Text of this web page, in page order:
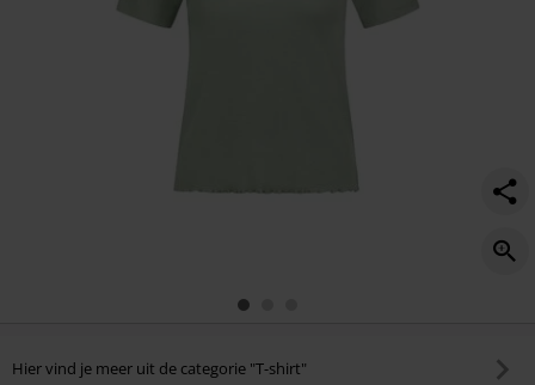
Hier vind je meer uit de categorie "T-shirt"